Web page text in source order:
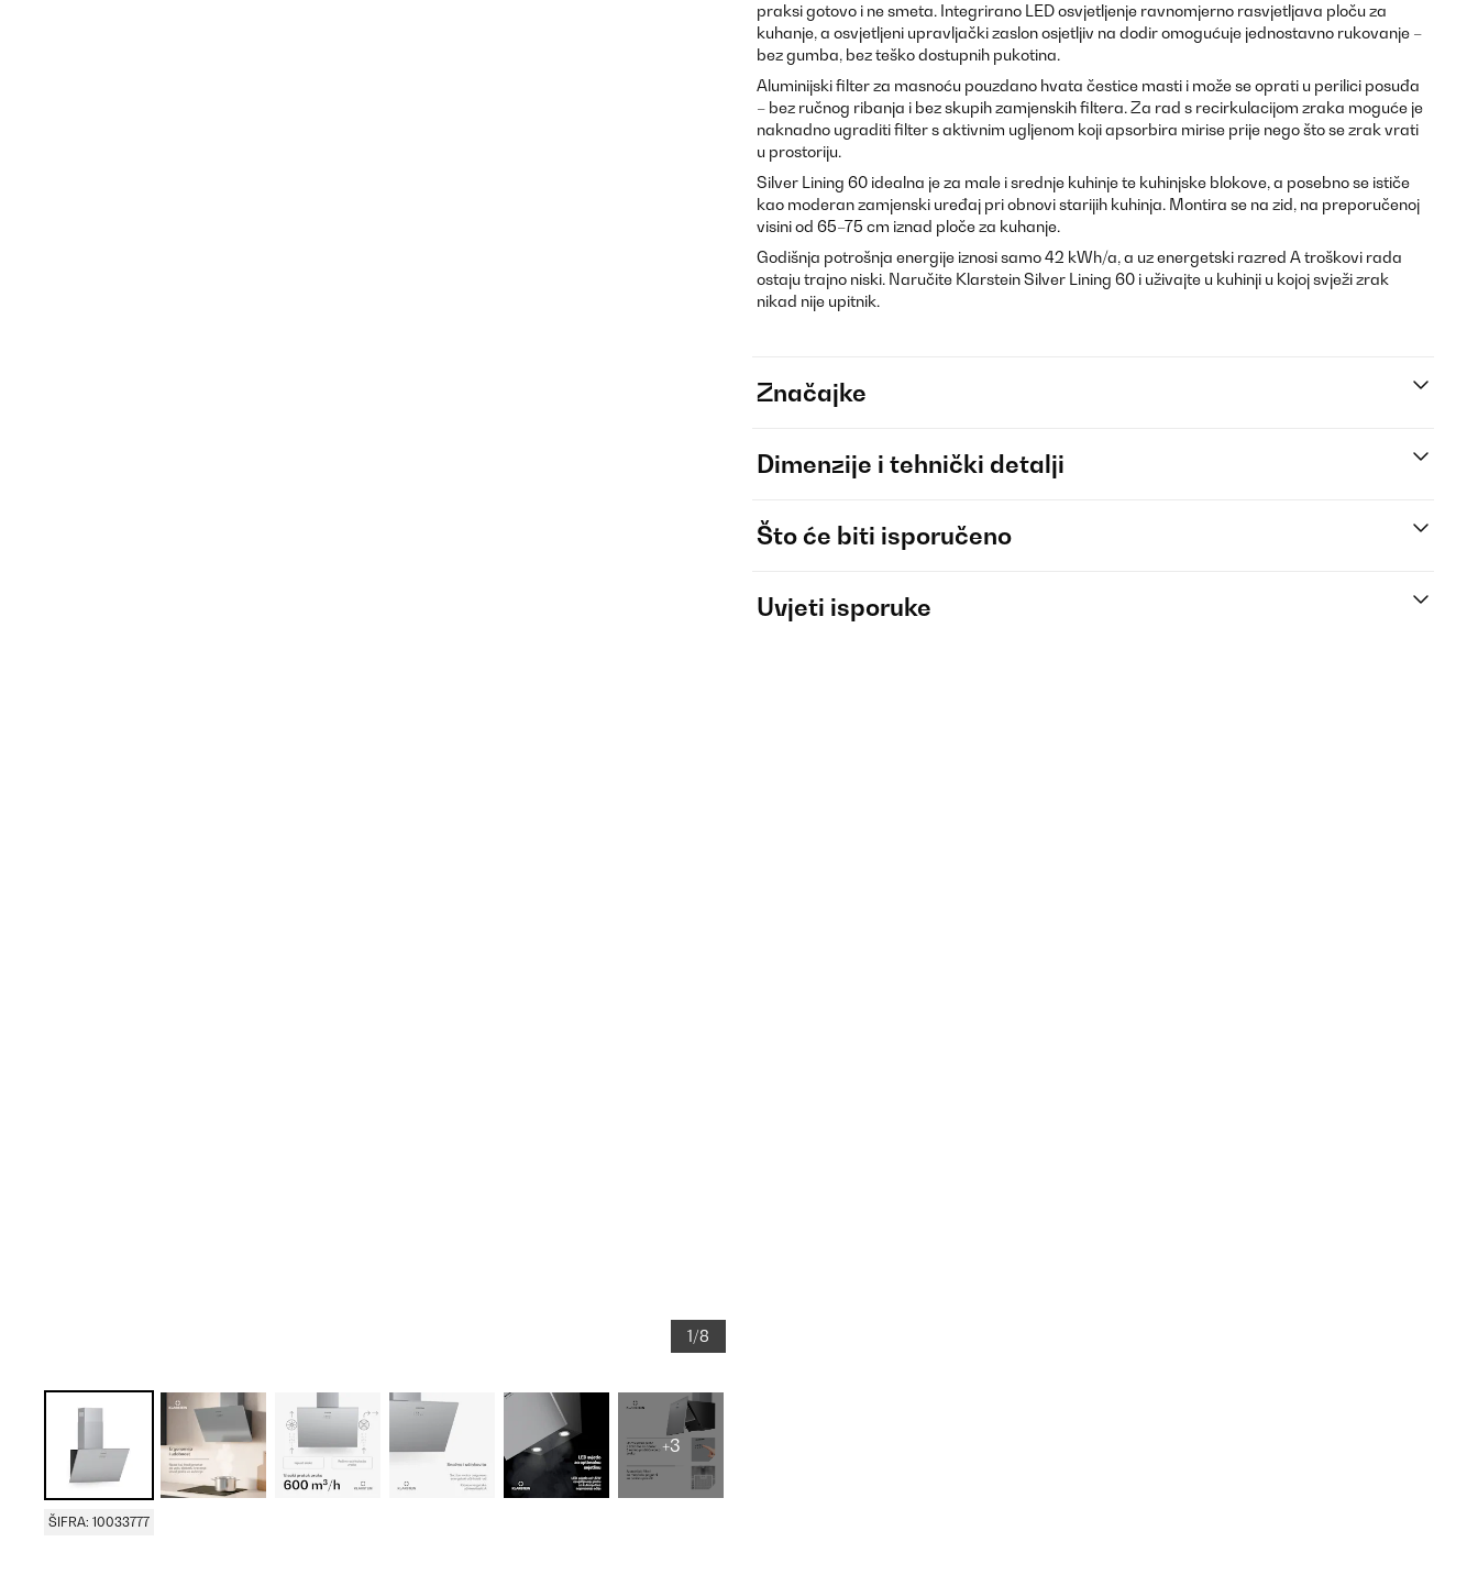
1/8
+3
ŠIFRA: 10033777
praksi gotovo i ne smeta. Integrirano LED osvjetljenje ravnomjerno rasvjetljava ploču za
kuhanje, a osvjetljeni upravljački zaslon osjetljiv na dodir omogućuje jednostavno rukovanje –
bez gumba, bez teško dostupnih pukotina.
Aluminijski filter za masnoću pouzdano hvata čestice masti i može se oprati u perilici posuđa
– bez ručnog ribanja i bez skupih zamjenskih filtera. Za rad s recirkulacijom zraka moguće je
naknadno ugraditi filter s aktivnim ugljenom koji apsorbira mirise prije nego što se zrak vrati
u prostoriju.
Silver Lining 60 idealna je za male i srednje kuhinje te kuhinjske blokove, a posebno se ističe
kao moderan zamjenski uređaj pri obnovi starijih kuhinja. Montira se na zid, na preporučenoj
visini od 65–75 cm iznad ploče za kuhanje.
Godišnja potrošnja energije iznosi samo 42 kWh/a, a uz energetski razred A troškovi rada
ostaju trajno niski. Naručite Klarstein Silver Lining 60 i uživajte u kuhinji u kojoj svježi zrak
nikad nije upitnik.
Značajke
Dimenzije i tehnički detalji
Što će biti isporučeno
Uvjeti isporuke